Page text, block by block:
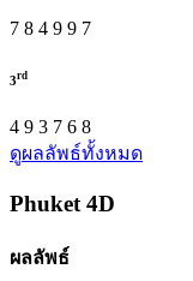
7 8 4 9 9 7
3rd
4 9 3 7 6 8
ดูผลลัพธ์ทั้งหมด
Phuket 4D
ผลลัพธ์